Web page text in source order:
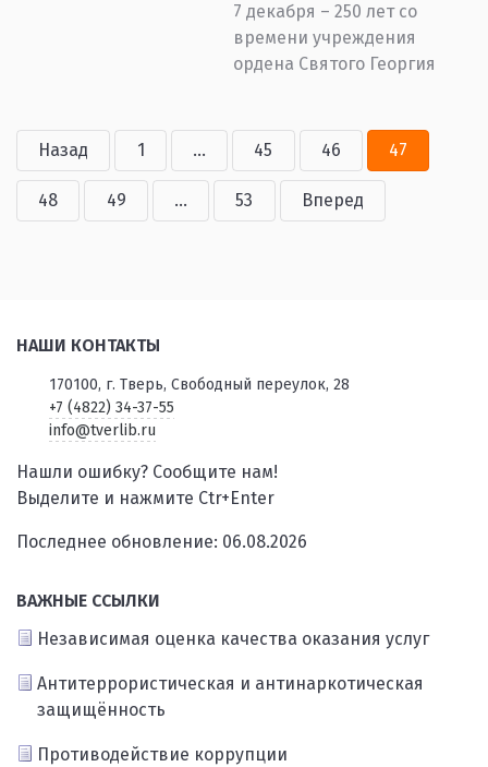
7 декабря – 250 лет со
времени учреждения
ордена Святого Георгия
Назад 1 ... 45 46 47
48 49 ... 53 Вперед
НАШИ КОНТАКТЫ
170100, г. Тверь, Свободный переулок, 28
+7 (4822) 34-37-55
info@tverlib.ru
Нашли ошибку? Сообщите нам!
Выделите и нажмите Ctr+Enter
Последнее обновление: 06.08.2026
ВАЖНЫЕ ССЫЛКИ
Независимая оценка качества оказания услуг
Антитеррористическая и антинаркотическая
защищённость
Противодействие коррупции